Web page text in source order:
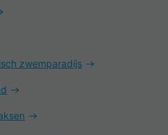
zwemparadijs